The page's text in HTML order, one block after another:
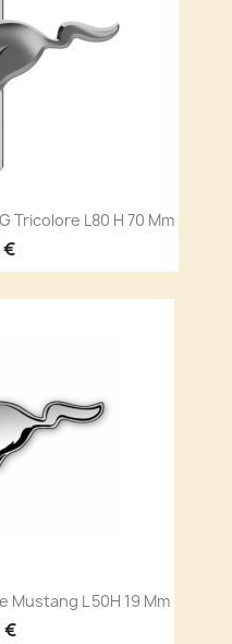
Tricolore L80 H 70 Mm
€
Mustang L 50H 19 Mm
€